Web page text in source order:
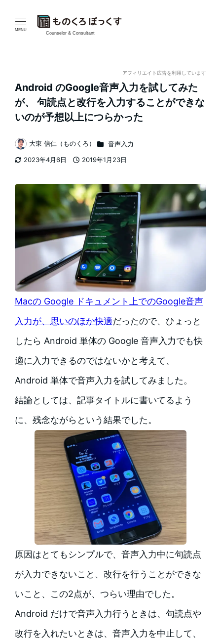
MENU
Counselor & Consultant
アフィリエイト広告を利用しています
Android のGoogle音声入力を試してみた
が、 句読点と改行を入力することができな
いのが予想以上につらかった
2023年4月6日
2019年1月23日
著
者
大東 信仁（ものくろ） カテゴリー
音声入力
Macの Google ドキュメント上でのGoogle音声
入力が、思いのほか快適だったので、ひょっと
したら Android 単体の Google 音声入力でも快
適に入力できるのではないかと考えて、
Android 単体で音声入力を試してみました。
結論としては、記事タイトルに書いてるよう
に、残念ながらという結果でした。
原因はとてもシンプルで、音声入力中に句読点
が入力できないこと、改行を行うことができな
いこと、この2点が、つらい理由でした。
Android だけで音声入力行うときは、句読点や
改行を入れたいときは、音声入力を中止して、